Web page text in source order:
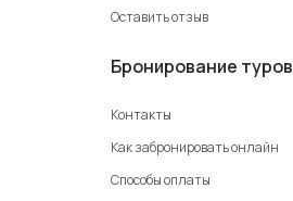
Оставить отзыв
Бронирование
Контакты
Как забронировать онлайн
Способы оплаты